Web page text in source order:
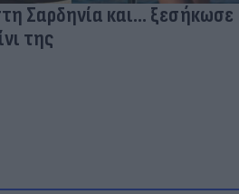
Σαρδηνία και... ξεσήκωσε
της